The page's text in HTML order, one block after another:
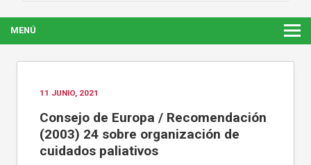
MENÚ
11 JUNIO, 2021
Consejo de Europa / Recomendación
(2003) 24 sobre organización de
cuidados paliativos